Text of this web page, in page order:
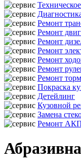
Ремонт
Ремонт
Ремонт
Ремонт
Ремонт
Ремонт
Ремонт
Покраска
Детейлинг
Кузовной
Замена
Ремонт